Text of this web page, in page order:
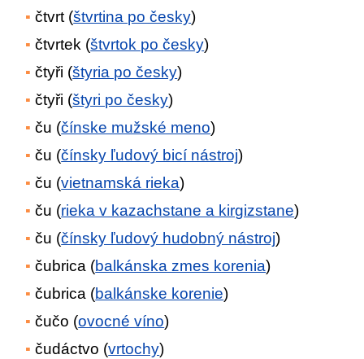
čtvrt (štvrtina po česky)
čtvrtek (štvrtok po česky)
čtyři (štyria po česky)
čtyři (štyri po česky)
ču (čínske mužské meno)
ču (čínsky ľudový bicí nástroj)
ču (vietnamská rieka)
ču (rieka v kazachstane a kirgizstane)
ču (čínsky ľudový hudobný nástroj)
čubrica (balkánska zmes korenia)
čubrica (balkánske korenie)
čučo (ovocné víno)
čudáctvo (vrtochy)